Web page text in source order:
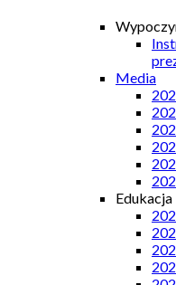
Media
Edukacja